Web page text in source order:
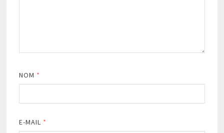
NOM *
E-MAIL *